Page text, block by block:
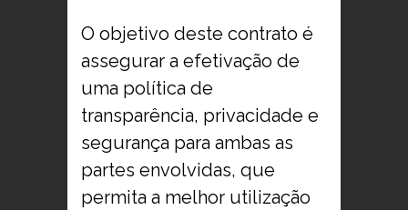
O objetivo deste contrato é
assegurar a efetivação de
uma política de
transparência, privacidade e
segurança para ambas as
partes envolvidas, que
permita a melhor utilização